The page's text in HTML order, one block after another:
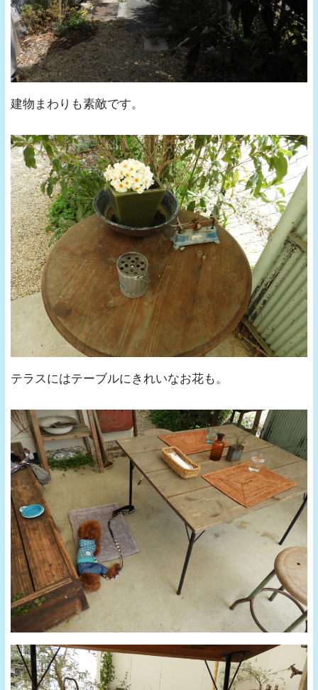
建物まわりも素敵です。
テラスにはテーブルにきれいなお花も。